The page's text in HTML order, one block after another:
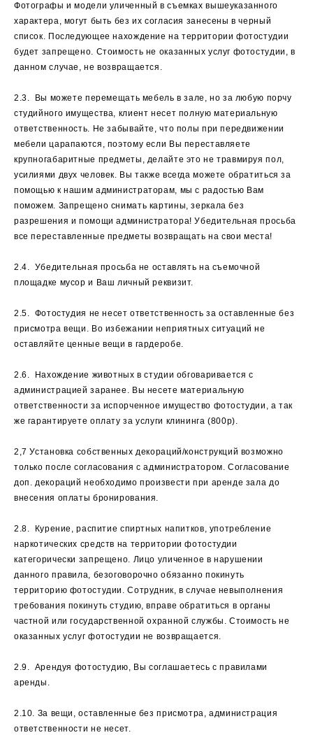
Фотографы и модели уличенный в съемках вышеуказанного
характера, могут быть без их согласия занесены в черный
список. Последующее нахождение на территории фотостудии
будет запрещено. Стоимость не оказанных услуг фотостудии, в
данном случае, не возвращается.
2.3. Вы можете перемещать мебель в зале, но за любую порчу
студийного имущества, клиент несет полную материальную
ответственность. Не забывайте, что полы при передвижении
мебели царапаются, поэтому если Вы переставляете
крупногабаритные предметы, делайте это не травмируя пол,
усилиями двух человек. Вы также всегда можете обратиться за
помощью к нашим администраторам, мы с радостью Вам
поможем. Запрещено снимать картины, зеркала без
разрешения и помощи администратора! Убедительная просьба
все переставленные предметы возвращать на свои места!
2.4. Убедительная просьба не оставлять на съемочной
площадке мусор и Ваш личный реквизит.
2.5. Фотостудия не несет ответственность за оставленные без
присмотра вещи. Во избежании неприятных ситуаций не
оставляйте ценные вещи в гардеробе.
2.6. Нахождение животных в студии обговаривается с
администрацией заранее. Вы несете материальную
ответственности за испорченное имущество фотостудии, а так
же гарантируете оплату за услуги клининга (800р).
2,7 Установка собственных декораций/конструкций возможно
только после согласования с администратором. Согласование
доп. декораций необходимо произвести при аренде зала до
внесения оплаты бронирования.
2.8. Курение, распитие спиртных напитков, употребление
наркотических средств на территории фотостудии
категорически запрещено. Лицо уличенное в нарушении
данного правила, безоговорочно обязанно покинуть
территорию фотостудии. Сотрудник, в случае невыполнения
требования покинуть студию, вправе обратиться в органы
частной или государственной охранной службы. Стоимость не
оказанных услуг фотостудии не возвращается.
2.9. Арендуя фотостудию, Вы соглашаетесь с правилами
аренды.
2.10. За вещи, оставленные без присмотра, администрация
ответственности не несет.